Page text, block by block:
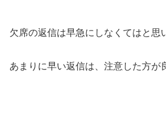
欠席の返信は早急にしなくてはと思
あまりに早い返信は、注意した方が